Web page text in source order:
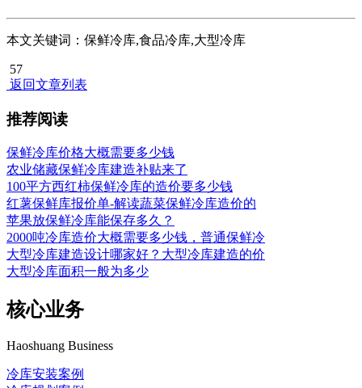
本文关键词：保鲜冷库,食品冷库,大型冷库
57
返回文章列表
推荐阅读
保鲜冷库价格大概需要多少钱
农业储藏保鲜冷库建造补贴来了
100平方西红柿保鲜冷库的造价要多少钱
红薯保鲜库报价单-解读蔬菜保鲜冷库造价的
苹果放保鲜冷库能保存多久？
2000吨冷库造价大概需要多少钱，普通保鲜冷
大型冷库建造设计哪家好？大型冷库建造的价
大型冷库面积一般为多少
核心业务
Haoshuang Business
冷库安装案例